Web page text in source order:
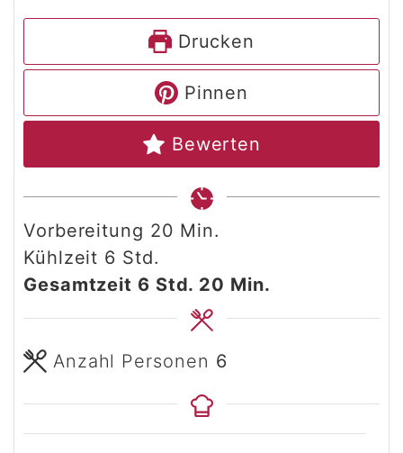
Drucken
Pinnen
Bewerten
Vorbereitung 20 Minuten
Min.
Kühlzeit 6 Stunden
Std.
Gesamtzeit 6Stunden
Std. 20 Minuten
Min.
Anzahl Personen 6